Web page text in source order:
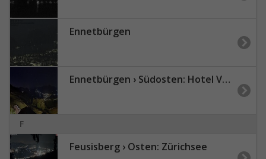
Ennetbürgen
Ennetbürgen › Südosten: Hotel Villa Honegg
F
Feusisberg › Osten: Zürichsee